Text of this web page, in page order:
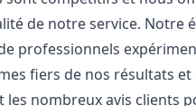
de notre service. Notre
professionnels
fiers de nos résultats
nombreux avis clients